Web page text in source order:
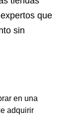
que
sin
en una
adquirir